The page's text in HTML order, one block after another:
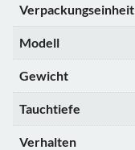
Verpackungseinheit
Modell
Gewicht
Tauchtiefe
Verhalten